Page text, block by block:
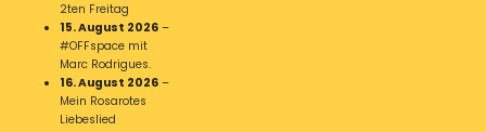
2ten Freitag
15. August 2026 –
#OFFspace mit
Marc Rodrigues.
16. August 2026 –
Mein Rosarotes
Liebeslied